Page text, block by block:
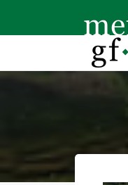
Accueil>